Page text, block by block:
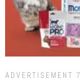
ADVERTISEMENT 7